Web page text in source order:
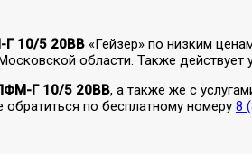
10/5 20BB «Гейзер» по низким
области. Также действует
Г 10/5 20BB, а также же с
по бесплатному номеру 8